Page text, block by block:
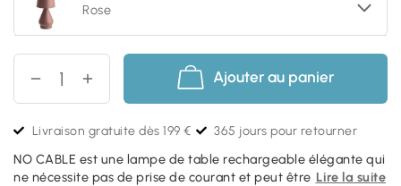
Rose
Ajouter au panier
Livraison gratuite dès 199 € 365 jours pour retourner
NO CABLE est une lampe de table rechargeable élégante qui
ne nécessite pas de prise de courant et peut être Lire la suite